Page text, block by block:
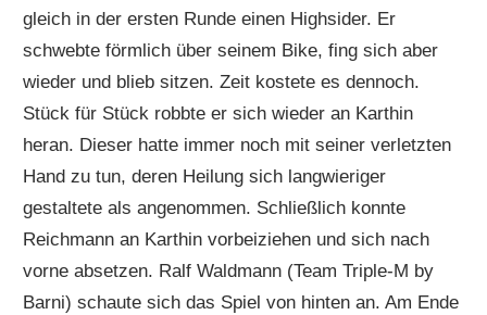
und
Forum
gleich in der ersten Runde einen Highsider. Er
schwebte förmlich über seinem Bike, fing sich aber
wieder und blieb sitzen. Zeit kostete es dennoch.
Stück für Stück robbte er sich wieder an Karthin
heran. Dieser hatte immer noch mit seiner verletzten
Hand zu tun, deren Heilung sich langwieriger
gestaltete als angenommen. Schließlich konnte
Reichmann an Karthin vorbeiziehen und sich nach
vorne absetzen. Ralf Waldmann (Team Triple-M by
Barni) schaute sich das Spiel von hinten an. Am Ende